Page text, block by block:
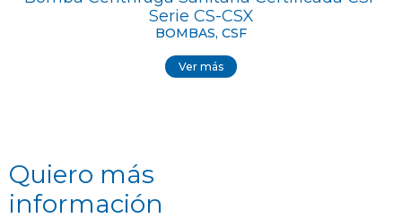
Serie CS-CSX
BOMBAS, CSF
Ver más
Quiero más
información